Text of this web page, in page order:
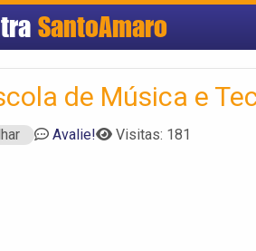
SantoAmaro
de Música e
Avalie! Visitas: 181